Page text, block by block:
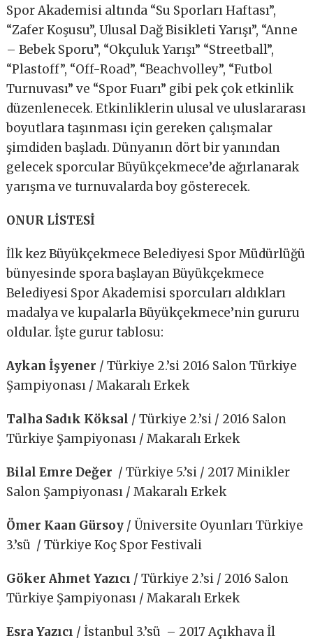
Spor Akademisi altında “Su Sporları Haftası”,
“Zafer Koşusu”, Ulusal Dağ Bisikleti Yarışı”, “Anne
– Bebek Sporu”, “Okçuluk Yarışı” “Streetball”,
“Plastoff”, “Off-Road”, “Beachvolley”, “Futbol
Turnuvası” ve “Spor Fuarı” gibi pek çok etkinlik
düzenlenecek. Etkinliklerin ulusal ve uluslararası
boyutlara taşınması için gereken çalışmalar
şimdiden başladı. Dünyanın dört bir yanından
gelecek sporcular Büyükçekmece’de ağırlanarak
yarışma ve turnuvalarda boy gösterecek.
ONUR LİSTESİ
İlk kez Büyükçekmece Belediyesi Spor Müdürlüğü
bünyesinde spora başlayan Büyükçekmece
Belediyesi Spor Akademisi sporcuları aldıkları
madalya ve kupalarla Büyükçekmece’nin gururu
oldular. İşte gurur tablosu:
Aykan İşyener / Türkiye 2.’si 2016 Salon Türkiye
Şampiyonası / Makaralı Erkek
Talha Sadık Köksal / Türkiye 2.’si / 2016 Salon
Türkiye Şampiyonası / Makaralı Erkek
Bilal Emre Değer / Türkiye 5.’si / 2017 Minikler
Salon Şampiyonası / Makaralı Erkek
Ömer Kaan Gürsoy / Üniversite Oyunları Türkiye
3.’sü / Türkiye Koç Spor Festivali
Göker Ahmet Yazıcı / Türkiye 2.’si / 2016 Salon
Türkiye Şampiyonası / Makaralı Erkek
Esra Yazıcı / İstanbul 3.’sü – 2017 Açıkhava İl